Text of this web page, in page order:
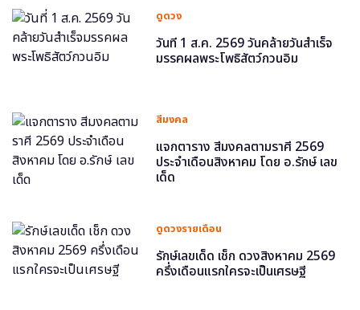
ดูดวง
วันที่ 1 ส.ค. 2569 วันคล้ายวันสำเร็จ
มรรคผลพระโพธิสัตว์กวนอิม
สีมงคล
แจกตาราง สีมงคลตามราศี 2569
ประจำเดือนสิงหาคม โดย อ.รักษ์ เลข
เด็ด
ดูดวงรายเดือน
รักษ์เลขเด็ด เช็ก ดวงสิงหาคม 2569
ครึ่งเดือนแรกใครจะเป็นเศรษฐี